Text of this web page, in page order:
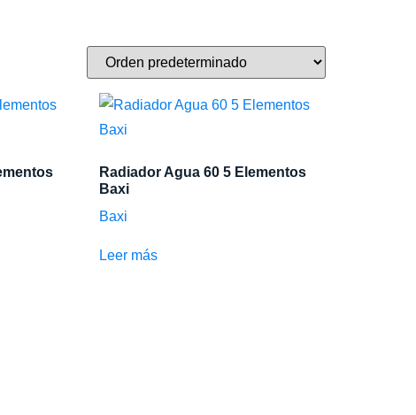
Radiador Agua 60 5 Elementos
Baxi
Baxi
Leer más